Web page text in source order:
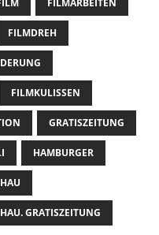
FILMARBEITEN
FILMDREH
FILMKULISSEN
GRATISZEITUNG
HAMBURGER
GRATISZEITUNG